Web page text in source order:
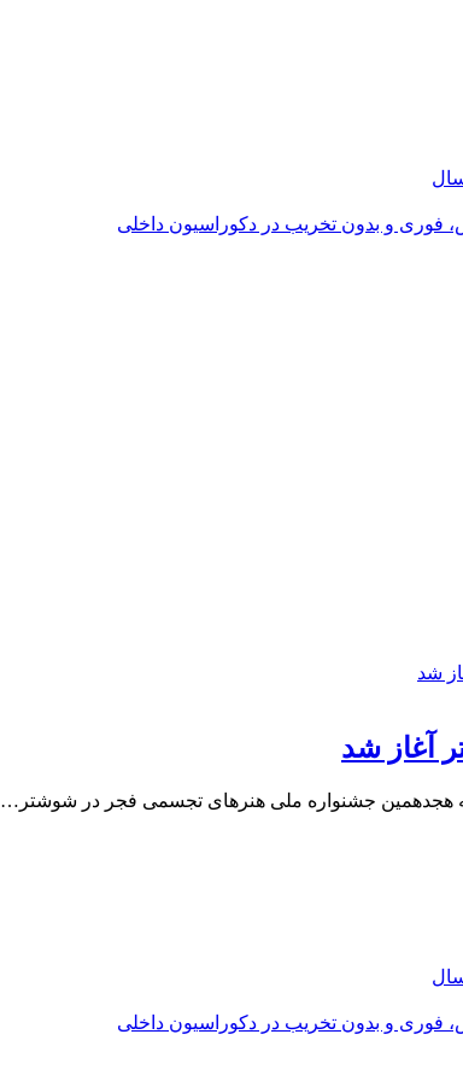
فوری و بدون تخریب در دکوراسیون داخلی
آغاز شد
هجدهمین جشنواره ملی هنرهای تجسمی فجر در شوشتر…
فوری و بدون تخریب در دکوراسیون داخلی